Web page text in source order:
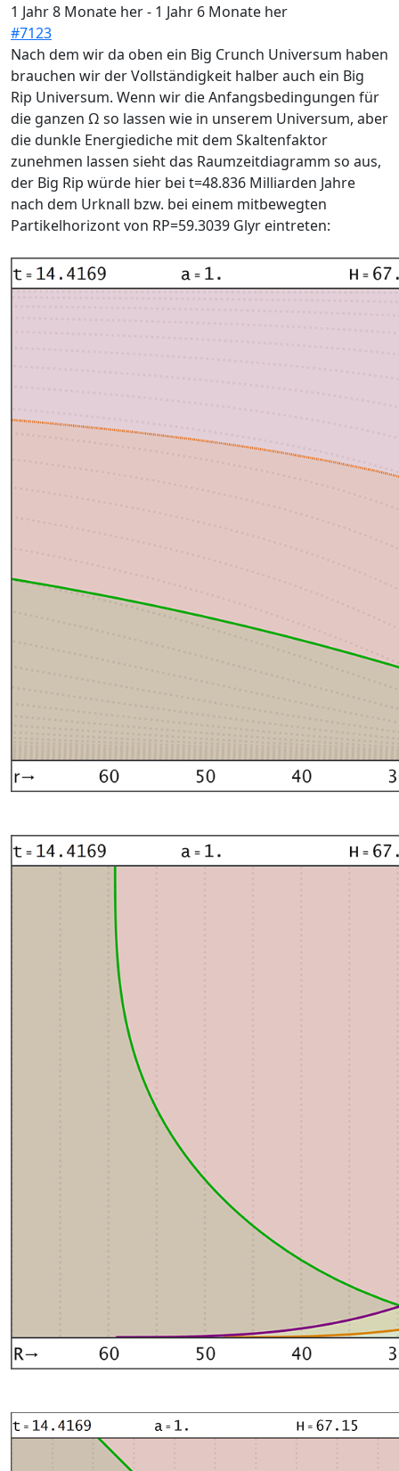
1 Jahr 8 Monate her- 1 Jahr 6 Monate her
#7123
Nach dem wir da oben ein Big Crunch Universum haben
brauchen wir der Vollständigkeit halber auch ein Big
Rip Universum. Wenn wir die Anfangsbedingungen für
die ganzen Ω so lassen wie in unserem Universum, aber
die dunkle Energiediche mit dem Skaltenfaktor
zunehmen lassen sieht das Raumzeitdiagramm so aus,
der Big Rip würde hier bei t=48.836 Milliarden Jahre
nach dem Urknall bzw. bei einem mitbewegten
Partikelhorizont von RP=59.3039 Glyr eintreten: